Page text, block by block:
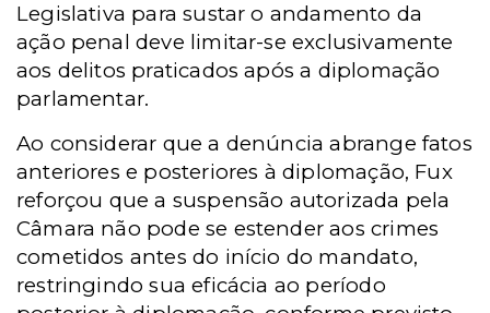
Legislativa para sustar o andamento da
ação penal deve limitar-se exclusivamente
aos delitos praticados após a diplomação
parlamentar.
Ao considerar que a denúncia abrange fatos
anteriores e posteriores à diplomação, Fux
reforçou que a suspensão autorizada pela
Câmara não pode se estender aos crimes
cometidos antes do início do mandato,
restringindo sua eficácia ao período